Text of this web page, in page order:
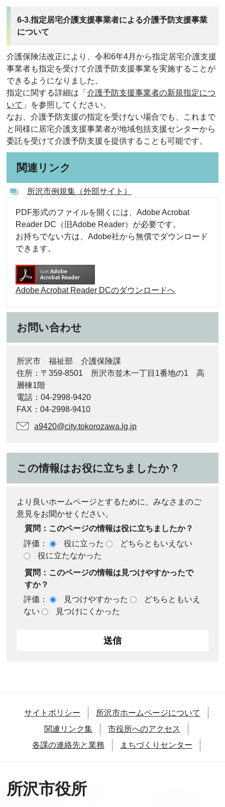
6-3.指定居宅介護支援事業者による介護予防支援事業
について
介護保険法改正により、令和6年4月から指定居宅介護支援
事業者も指定を受けて介護予防支援事業を実施することが
できるようになりました。
指定に関する詳細は「介護予防支援事業者の新規指定につ
いて 」を参照してください。
なお、介護予防支援の指定を受けない場合でも、これまで
と同様に居宅介護支援事業者が地域包括支援センターから
委託を受けて介護予防支援を提供することも可能です。
関連リンク
所沢市例規集（外部サイト）
PDF形式のファイルを開くには、Adobe Acrobat
Reader DC（旧Adobe Reader）が必要です。
お持ちでない方は、Adobe社から無償でダウンロード
できます。
Adobe Acrobat Reader DCのダウンロードへ
お問い合わせ
所沢市 福祉部 介護保険課
住所：〒359-8501 所沢市並木一丁目1番地の1 高
層棟1階
電話：04-2998-9420
FAX：04-2998-9410
a9420@city.tokorozawa.lg.jp
この情報はお役に立ちましたか？
より良いホームページとするために、みなさまのご
意見をお聞かせください。
質問：このページの情報は役に立ちましたか？
評価：
役に立った
どちらともいえない
役に立たなかった
質問：このページの情報は見つけやすかったで
すか？
評価：
見つけやすかった
どちらともいえ
ない
見つけにくかった
サイトポリシー
所沢市ホームページについて
関連リンク集
市役所へのアクセス
各課の連絡先と業務
まちづくりセンター
所沢市役所